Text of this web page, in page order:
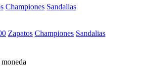
Championes Sandalias
Zapatos Championes Sandalias